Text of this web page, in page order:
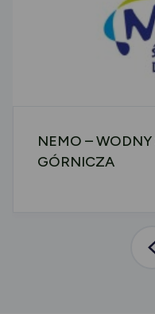
NEMO –
GÓRNICZA